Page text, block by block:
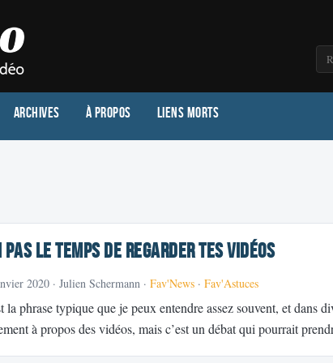
Archives À propos Liens morts
pas le temps de regarder tes vidéos
2020 · Julien Schermann · Fav'News · Fav'Astuces
la phrase typique que je peux entendre assez souvent, et dans
à propos des vidéos, mais c’est un débat qui pourrait